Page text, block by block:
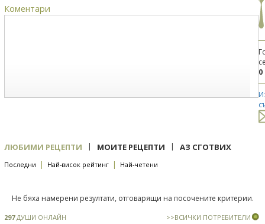
Коментари
0
ЛЮБИМИ РЕЦЕПТИ | МОИТЕ РЕЦЕПТИ | АЗ СГОТВИХ
Последни | Най-висок рейтинг | Най-четени
Не бяха намерени резултати, отговарящи на посочените критерии.
297ДУШИ ОНЛАЙН >>ВСИЧКИ ПОТРЕБИТЕЛИ